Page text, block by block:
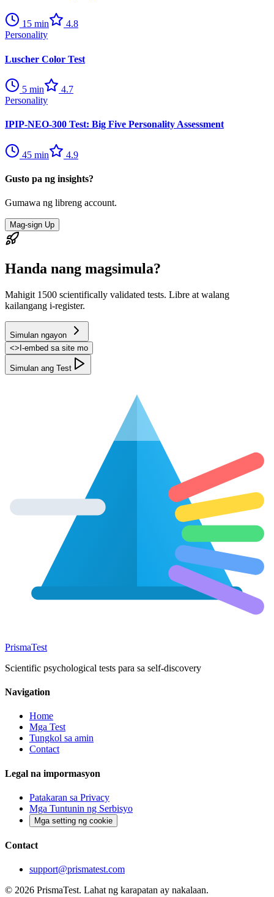
15 min
4.8
Personality
Luscher Color Test
5 min
4.7
Personality
IPIP-NEO-300 Test: Big Five Personality Assessment
45 min 4.9
Gusto pa ng insights?
Gumawa ng libreng account.
Mag-sign Up
Handa nang magsimula?
Mahigit 1500 scientifically validated tests. Libre at walang
kailangang i-register.
Simulan ngayon
<> I-embed sa site mo
Simulan ang Test
PrismaTest
Scientific psychological tests para sa self-discovery
Navigation
Home
Mga Test
Tungkol sa amin
Contact
Legal na impormasyon
Patakaran sa Privacy
Mga Tuntunin ng Serbisyo
Mga setting ng cookie
Contact
support@prismatest.com
© 2026 PrismaTest. Lahat ng karapatan ay nakalaan.